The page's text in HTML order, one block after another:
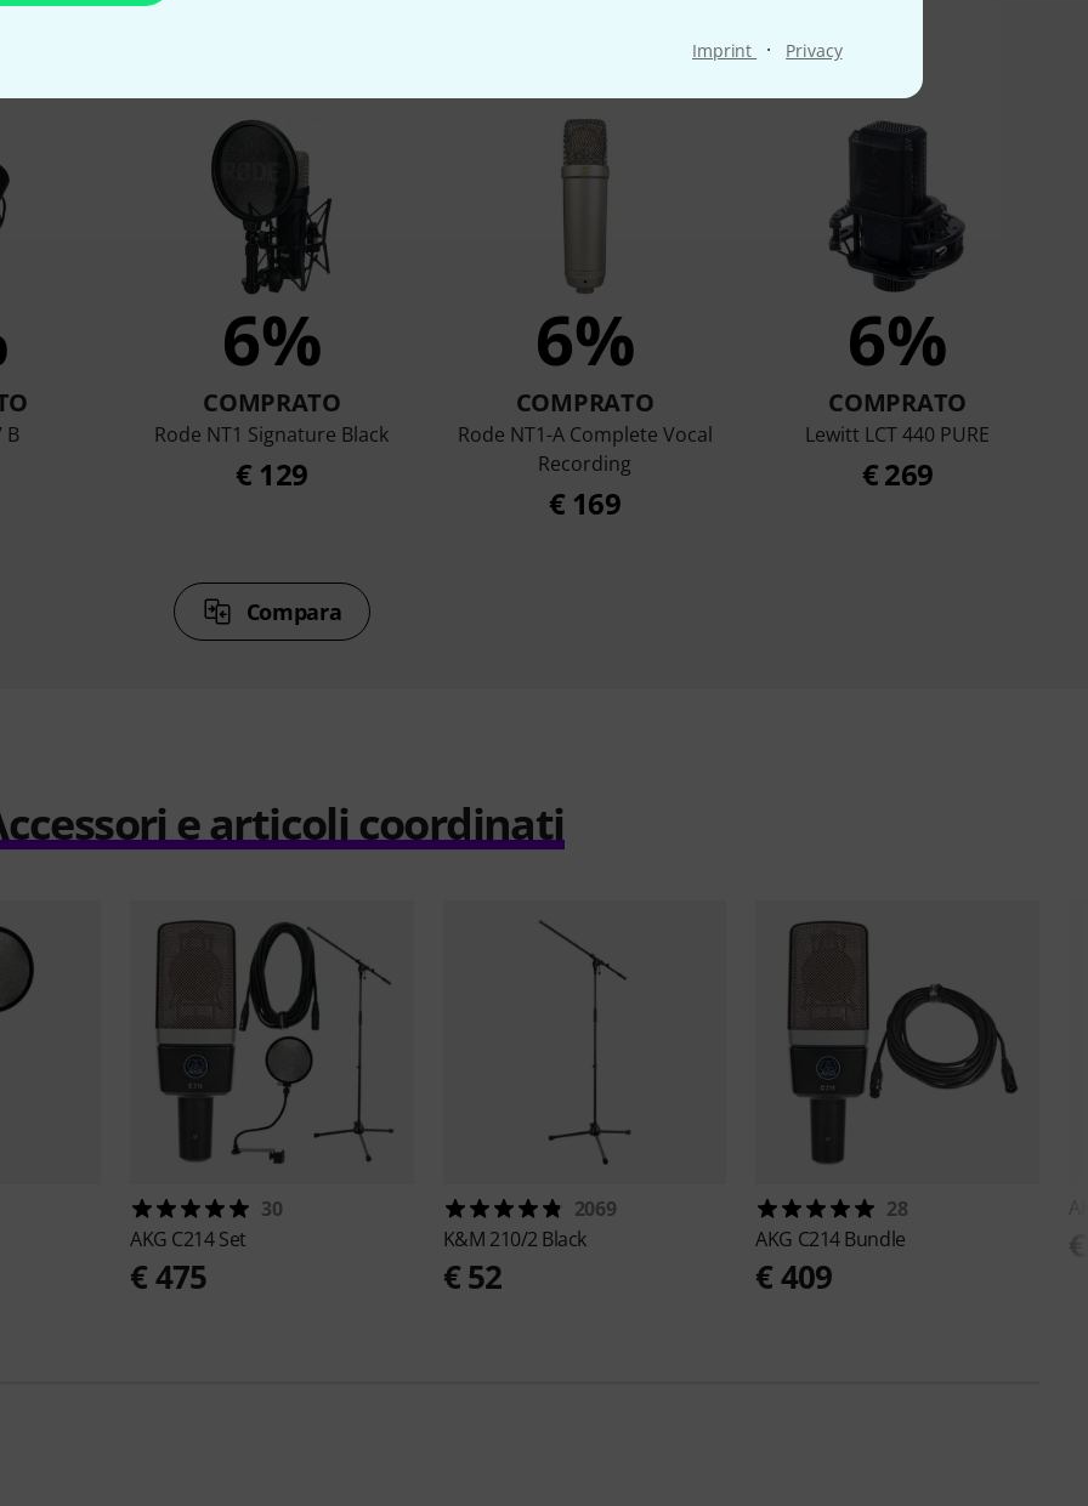
Imprint · Privacy
clienti che hanno visto questo prodotto
B
6%
COMPRATO
Rode NT1 Signature Black
€ 129
6%
COMPRATO
Rode NT1-A Complete Vocal
Recording
€ 169
6%
COMPRATO
Lewitt LCT 440 PURE
€ 269
Compara
e articoli coordinati
30
AKG C214 Set
€ 475
2069
K&M 210/2 Black
€ 52
28
AKG C214 Bundle
€ 409